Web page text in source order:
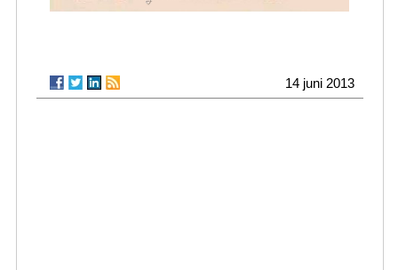
14 juni 2013